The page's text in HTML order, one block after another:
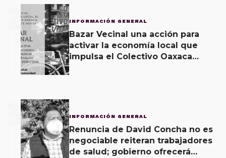
2 INFORMACIÓN GENERAL
Bazar Vecinal una acción para
activar la economía local que
impulsa el Colectivo Oaxaca
3 INFORMACIÓN GENERAL
Renuncia de David Concha no es
negociable reiteran trabajadores
de salud; gobierno ofrecerá